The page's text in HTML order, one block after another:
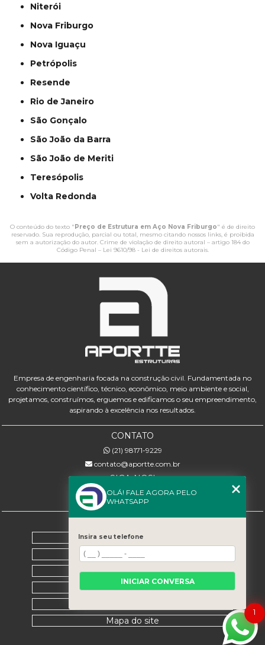
Niterói
Nova Friburgo
Nova Iguaçu
Petrópolis
Resende
Rio de Janeiro
São Gonçalo
São João da Barra
São João de Meriti
Teresópolis
Volta Redonda
O conteúdo do texto " Preço de Estrutura em Aço Nova Friburgo" é de direito
reservado. Sua reprodução, parcial ou total, mesmo citando nossos links, é proibida
sem a autorização do autor. Crime de violação de direito autoral – artigo 184 do
Código Penal – Lei 9610/98 - Lei de direitos autorais.
Empresa de engenharia focada na construção civil. Fundamentada no
conhecimento científico, técnico, econômico, meio ambiente e social,
projetamos, construímos, erguemos e edificamos o seu empreendimento,
aspirando à excelência nos resultados.
CONTATO
(21) 98171-9229
contato@aportte.com.br
SIGA-NOS!
Home
Sobre nós
Serviços
Contato
Mapa do site
1
OLÁ! FALE AGORA PELO
WHATSAPP
Insira seu telefone
INICIAR CONVERSA